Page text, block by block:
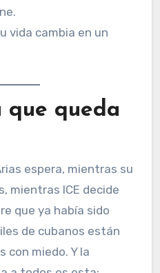
vida cambia en un
que queda
espera, mientras su
mientras ICE decide
que ya había sido
de cubanos están
con miedo. Y la